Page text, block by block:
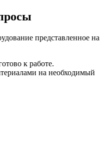
представленное на
к работе.
на необходимый